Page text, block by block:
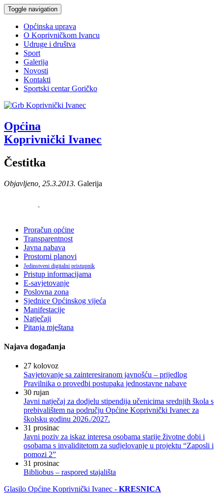
Toggle navigation
Općinska uprava
O Koprivničkom Ivancu
Udruge i društva
Sport
Galerija
Novosti
Kontakti
Sportski centar Goričko
Općina
Koprivnički Ivanec
Čestitka
Objavljeno, 25.3.2013. Galerija
Proračun općine
Transparentnost
Javna nabava
Prostorni planovi
Jedinstveni digitalni pristupnik
Pristup informacijama
E-savjetovanje
Poslovna zona
Sjednice Općinskog vijeća
Manifestacije
Natječaji
Pitanja mještana
Najava događanja
27 kolovoz
Savjetovanje sa zainteresiranom javnošću – prijedlog
Pravilnika o provedbi postupaka jednostavne nabave
30 rujan
Javni natječaj za dodjelu stipendija učenicima srednjih škola s
prebivalištem na području Općine Koprivnički Ivanec za
školsku godinu 2026./2027.
31 prosinac
Javni poziv za iskaz interesa osobama starije životne dobi i
osobama s invaliditetom za sudjelovanje u projektu “Zaposli i
pomozi 2”
31 prosinac
Bibliobus – raspored stajališta
Glasilo Općine Koprivnički Ivanec - KRESNICA